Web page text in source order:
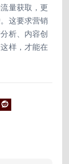
量获取，更
这要求营销
析、内容创
样，才能在